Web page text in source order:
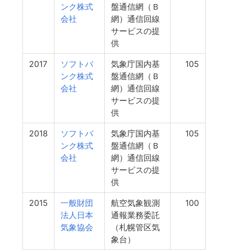
ンク株式
会社
盤通信網（Ｂ
網）通信回線
サービスの提
供
2017
ソフトバ
ンク株式
会社
気象庁国内基
盤通信網（Ｂ
網）通信回線
サービスの提
供
105
2018
ソフトバ
ンク株式
会社
気象庁国内基
盤通信網（Ｂ
網）通信回線
サービスの提
供
105
2015
一般財団
法人日本
気象協会
航空気象観測
通報業務委託
（札幌管区気
象台）
100